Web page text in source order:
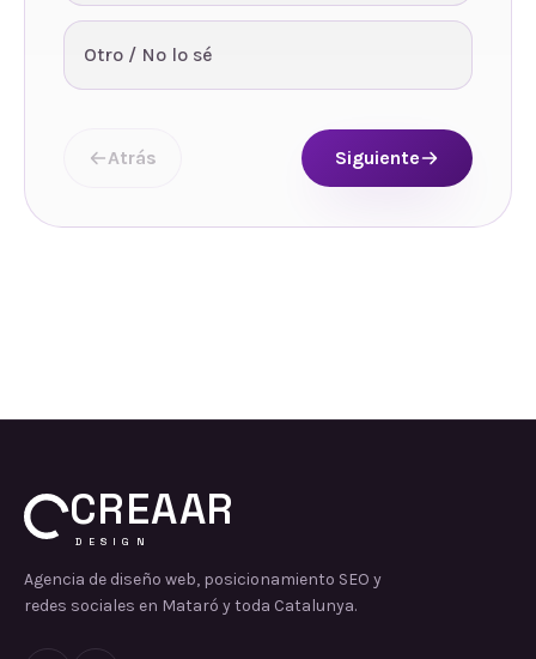
Otro / No lo sé
Atrás Siguiente
CREAAR
DESIGN
Agencia de diseño web, posicionamiento SEO y
redes sociales en Mataró y toda Catalunya.